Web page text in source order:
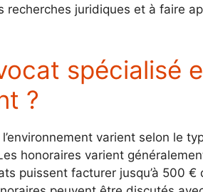
juridiques et à faire
spécialisé
?
varient selon le
honoraires varient
puissent facturer jusqu’à 500 €